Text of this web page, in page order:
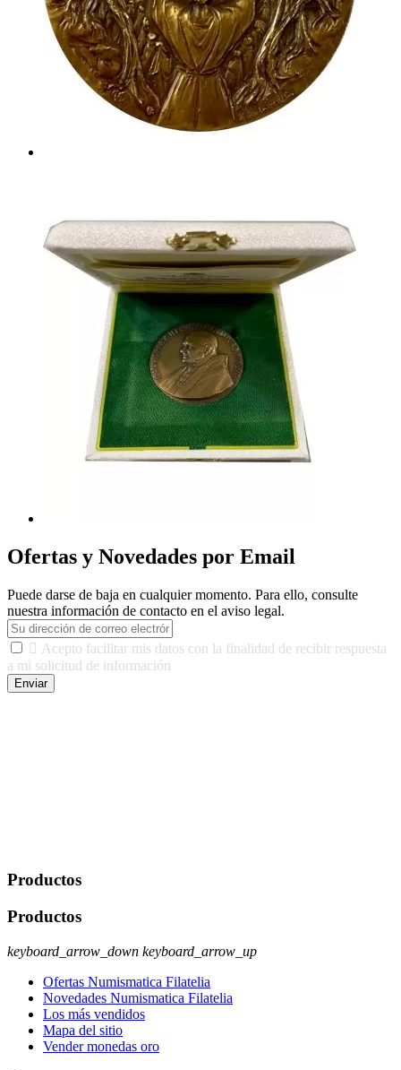
Ofertas y Novedades por Email
Puede darse de baja en cualquier momento. Para ello, consulte
nuestra información de contacto en el aviso legal.
 Acepto facilitar mis datos con la finalidad de recibir respuesta
a mi solicitud de información
Enviar
Productos
Productos
keyboard_arrow_down keyboard_arrow_up
Ofertas Numismatica Filatelia
Novedades Numismatica Filatelia
Los más vendidos
Mapa del sitio
Vender monedas oro